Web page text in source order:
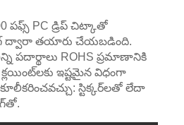
పఫ్స్ PC డ్రిప్ చిట్కాతో
ద్వారా తయారు చేయబడింది.
పదార్థాలు ROHS ప్రమాణానికి
ఇష్టమైన విధంగా
స్టిక్కర్‌లతో లేదా